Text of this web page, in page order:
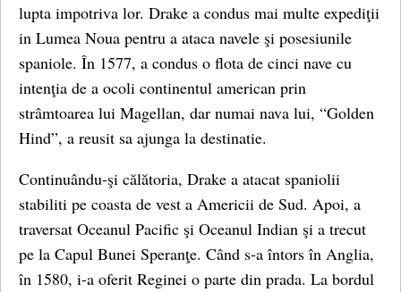
lupta impotriva lor. Drake a condus mai multe expediţii
in Lumea Noua pentru a ataca navele şi posesiunile
spaniole. În 1577, a condus o flota de cinci nave cu
intenţia de a ocoli continentul american prin
strâmtoarea lui Magellan, dar numai nava lui, “Golden
Hind”, a reusit sa ajunga la destinatie.
Continuându-şi călătoria, Drake a atacat spaniolii
stabiliti pe coasta de vest a Americii de Sud. Apoi, a
traversat Oceanul Pacific şi Oceanul Indian şi a trecut
pe la Capul Bunei Speranţe. Când s-a întors în Anglia,
în 1580, i-a oferit Reginei o parte din prada. La bordul